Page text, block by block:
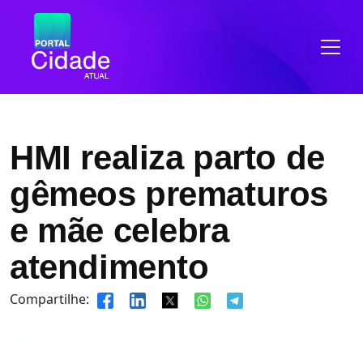
HMI realiza parto de
gêmeos prematuros
e mãe celebra
atendimento
Compartilhe: